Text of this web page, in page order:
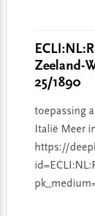
Zeeland-
25/1890
toepassing
Italië Meer
https://